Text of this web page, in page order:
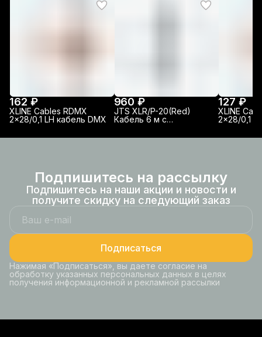
162 ₽
XLINE Cables RDMX
2x28/0,1 LH кабель DMX
960 ₽
JTS XLR/P-20(Red)
Кабель 6 м с
mono 6.3мм
127 ₽
XLINE
2x28/0,1
Подпишитесь на рассылку
Подпишитесь на наши акции и новости и
получите скидку на следующий заказ
Подписаться
Нажимая «Подписаться», вы даете согласие на
обработку указанных персональных данных в целях
получения информационной и рекламной рассылки